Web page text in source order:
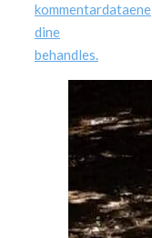
kommentardataene
dine
behandles.